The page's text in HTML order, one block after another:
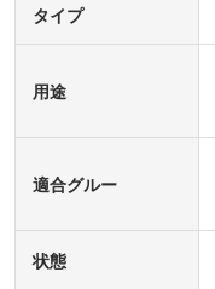
タイプ
用途
適合グルー
状態